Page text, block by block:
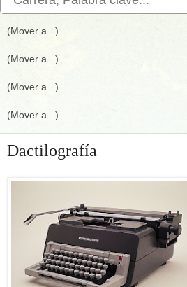
Dactilografía